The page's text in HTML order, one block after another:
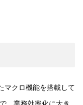
マクロ機能を搭載して
、業務効率化に大き